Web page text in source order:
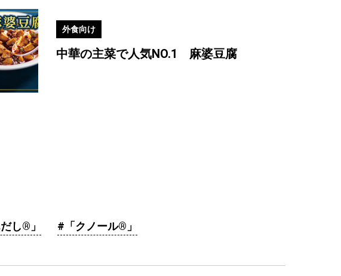
外食向け
中華の主菜で人気NO.1 麻婆豆腐
し®」 #「クノール®」